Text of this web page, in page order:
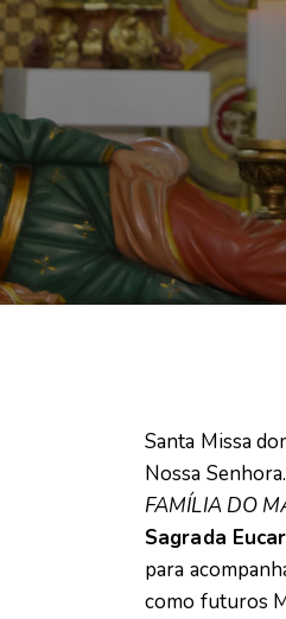
Santa Missa
Nossa
FAMÍLIA DO
Sagrada
para
como futuros